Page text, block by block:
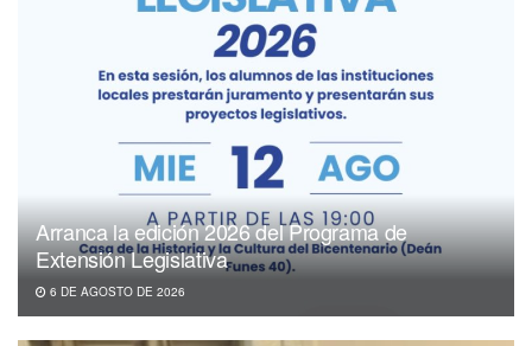
Arranca la edición 2026 del Programa de
Extensión Legislativa
6 DE AGOSTO DE 2026